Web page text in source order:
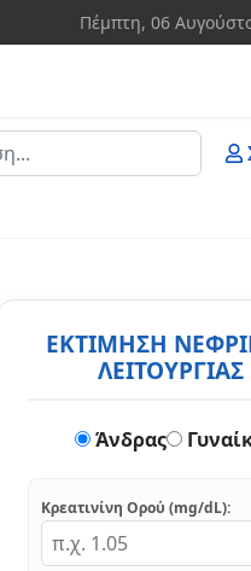
Πέμπτη, 06
ΕΚΤΙΜΗΣΗ
ΛΕΙΤΟΥΡΓΙΑΣ
Άνδρας
Κρεατινίνη Ορού (mg/dL):